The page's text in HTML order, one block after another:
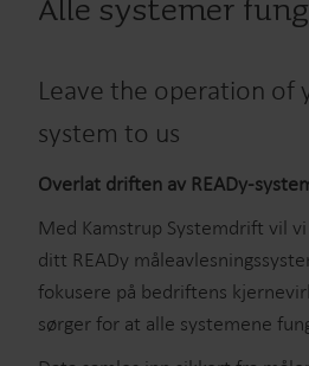
Eksempel på noen av våre
Lekkasjeovervåking*
Leakage Monitoring Trial Service*
Støtter
Trial Services for Leak Detector
Pipeline-integrasjon for å
Intelligence
Avlesningssystem
District Analyser – Water
Incidents – Water Intelligence
Alle systemer
Leave the operation of
system to us
Overlat driften av READy-
Med Kamstrup Systemdrift vil
ditt READy
fokusere på bedriftens
sørger for at alle systemene